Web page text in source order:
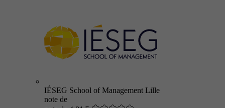
IÉSEG School of Management Lille
note de